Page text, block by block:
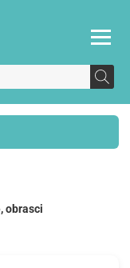
obrasci